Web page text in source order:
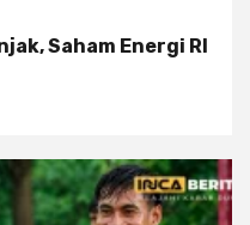
Saham Energi RI